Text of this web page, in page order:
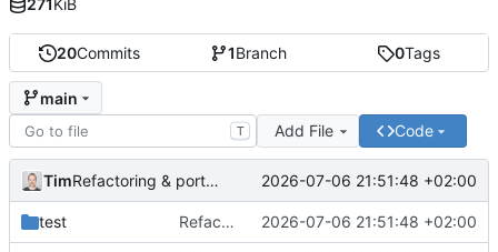
20Commits 1Branch 0Tags
main
T Add File Code
Tim Refactoring & portable Testpfade 2026-07-06 21:51:48 +02:00
test Refactoring & portable Testpfade 2026-07-06 21:51:48 +02:00
271KiB